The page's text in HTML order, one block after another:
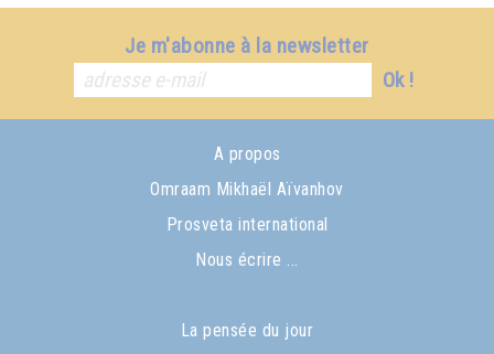
Je m'abonne à la newsletter
Ok !
A propos
Omraam Mikhaël Aïvanhov
Prosveta international
Nous écrire ...
La pensée du jour